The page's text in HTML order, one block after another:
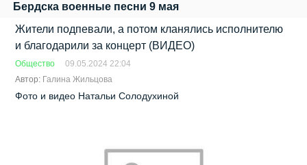
Бердска военные песни 9 мая
Жители подпевали, а потом кланялись исполнителю
и благодарили за концерт (ВИДЕО)
Общество
09.05.2024 22:04
Автор: Галина Жильцова
Фото и видео Натальи Солодухиной